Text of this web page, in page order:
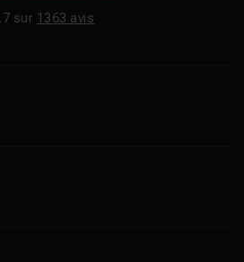
sur 1363 avis